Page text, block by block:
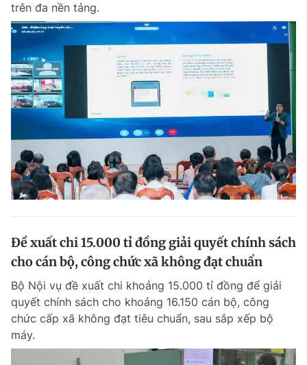
trên đa nền tảng.
Đề xuất chi 15.000 tỉ đồng giải quyết chính sách
cho cán bộ, công chức xã không đạt chuẩn
Bộ Nội vụ đề xuất chi khoảng 15.000 tỉ đồng để giải
quyết chính sách cho khoảng 16.150 cán bộ, công
chức cấp xã không đạt tiêu chuẩn, sau sắp xếp bộ
máy.